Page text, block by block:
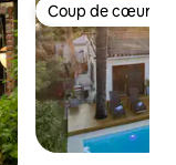
Coup de cœur
Coup de cœur